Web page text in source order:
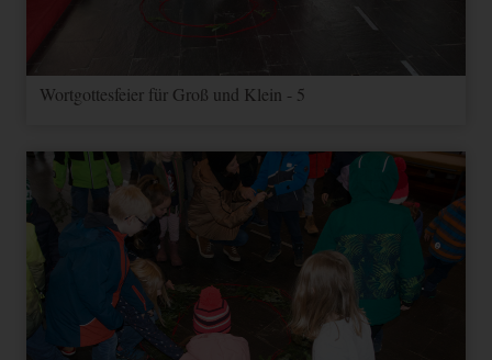
Wortgottesfeier für Groß und Klein - 5